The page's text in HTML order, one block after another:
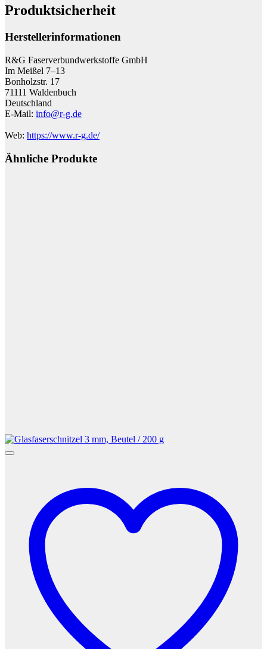
Produktsicherheit
Herstellerinformationen
R&G Faserverbundwerkstoffe GmbH
Im Meißel 7–13
Bonholzstr. 17
71111 Waldenbuch
Deutschland
E-Mail: info@r-g.de
Web: https://www.r-g.de/
Ähnliche Produkte